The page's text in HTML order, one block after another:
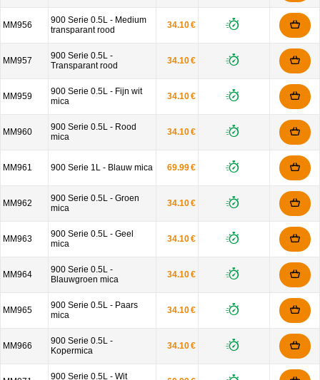
MM956
900 Serie 0.5L - Medium
transparant rood
34.10 €
MM957
900 Serie 0.5L -
Transparant rood
34.10 €
MM959
900 Serie 0.5L - Fijn wit
mica
34.10 €
MM960
900 Serie 0.5L - Rood
mica
34.10 €
MM961 900 Serie 1L - Blauw mica 69.99 €
MM962
900 Serie 0.5L - Groen
mica
34.10 €
MM963
900 Serie 0.5L - Geel
mica
34.10 €
MM964
900 Serie 0.5L -
Blauwgroen mica
34.10 €
MM965
900 Serie 0.5L - Paars
mica
34.10 €
MM966
900 Serie 0.5L -
Kopermica
34.10 €
900 Serie 0.5L - Wit